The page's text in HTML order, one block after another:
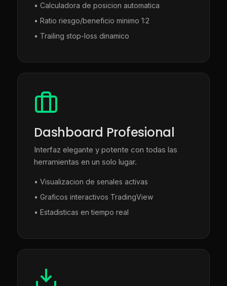
• Calculadora de posicion automatica
• Ratio riesgo/beneficio minimo 1:2
• Trailing stop-loss dinamico
Dashboard Profesional
Interfaz elegante y potente con todas las
herramientas en un solo lugar.
• Visualizacion de senales activas
• Graficos interactivos TradingView
• Estadisticas en tiempo real